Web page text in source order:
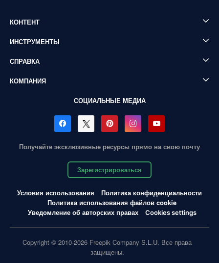
КОНТЕНТ
ИНСТРУМЕНТЫ
СПРАВКА
КОМПАНИЯ
СОЦИАЛЬНЫЕ МЕДИА
Получайте эксклюзивные ресурсы прямо на свою почту
Зарегистрироваться
Условия использования
Политика конфиденциальности
Политика использования файлов cookie
Уведомление об авторских правах
Cookies settings
Copyright © 2010-2026 Freepik Company S.L.U. Все права
защищены.